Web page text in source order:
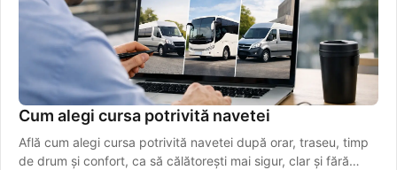
Cum alegi cursa potrivită navetei
Află cum alegi cursa potrivită navetei după orar, traseu, timp
de drum și confort, ca să călătorești mai sigur, clar și fără